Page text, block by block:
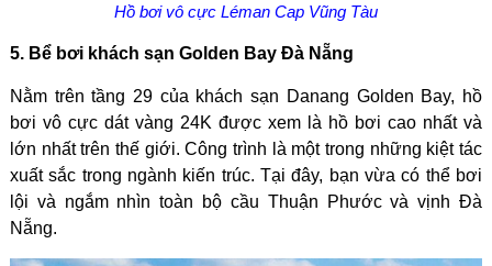
Hồ bơi vô cực Léman Cap Vũng Tàu
5. Bể bơi khách sạn Golden Bay Đà Nẵng
Nằm trên tầng 29 của khách sạn Danang Golden Bay, hồ
bơi vô cực dát vàng 24K được xem là hồ bơi cao nhất và
lớn nhất trên thế giới. Công trình là một trong những kiệt tác
xuất sắc trong ngành kiến trúc. Tại đây, bạn vừa có thể bơi
lội và ngắm nhìn toàn bộ cầu Thuận Phước và vịnh Đà
Nẵng.